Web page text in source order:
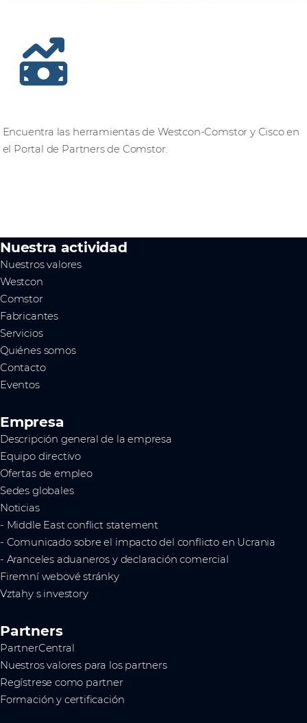
Encuentra las herramientas de Westcon-Comstor y Cisco en
el Portal de Partners de Comstor.
Nuestra actividad
Nuestros valores
Westcon
Comstor
Fabricantes
Servicios
Quiénes somos
Contacto
Eventos
Empresa
Descripción general de la empresa
Equipo directivo
Ofertas de empleo
Sedes globales
Noticias
- Middle East conflict statement
- Comunicado sobre el impacto del conflicto en Ucrania
- Aranceles aduaneros y declaración comercial
Firemní webové stránky
Vztahy s investory
Partners
PartnerCentral
Nuestros valores para los partners
Regístrese como partner
Formación y certificación